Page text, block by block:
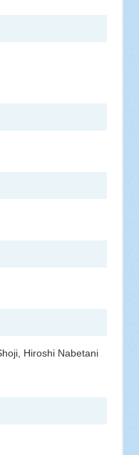
Hiroshi Nabetani